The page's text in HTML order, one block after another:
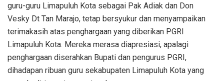
guru-guru Limapuluh Kota sebagai Pak Adiak dan Don
Vesky Dt Tan Marajo, tetap bersyukur dan menyampaikan
terimakasih atas penghargaan yang diberikan PGRI
Limapuluh Kota. Mereka merasa diapresiasi, apalagi
penghargaan diserahkan Bupati dan pengurus PGRI,
dihadapan ribuan guru sekabupaten Limapuluh Kota yang